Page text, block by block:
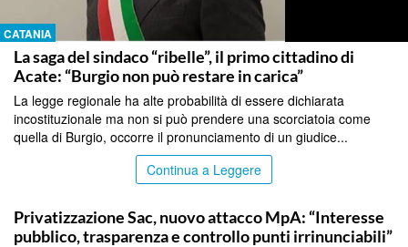
CATANIA
La saga del sindaco “ribelle”, il primo cittadino di
Acate: “Burgio non può restare in carica”
La legge regionale ha alte probabilità di essere dichiarata
incostituzionale ma non si può prendere una scorciatoia come
quella di Burgio, occorre il pronunciamento di un giudice...
Continua a Leggere
Privatizzazione Sac, nuovo attacco MpA: “Interesse
pubblico, trasparenza e controllo punti irrinunciabili”